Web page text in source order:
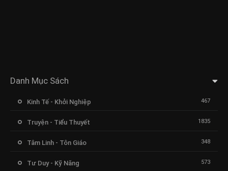
Danh Mục Sách
Kinh Tế - Khởi Nghiệp 467
Truyện - Tiểu Thuyết 1835
Tâm Linh - Tôn Giáo 348
Tư Duy - Kỹ Năng 573